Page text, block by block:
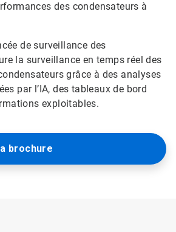
des condensateurs à
de surveillance des
la surveillance en temps réel des
grâce à des analyses
par l’IA, des tableaux de bord
exploitables.
brochure